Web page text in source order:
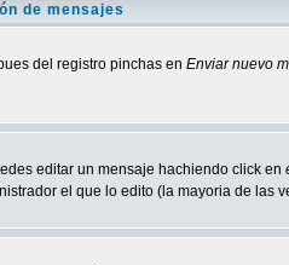
de mensajes
del registro pinchas en Enviar nuevo
editar un mensaje hachiendo click en
el que lo edito (la mayoria de las